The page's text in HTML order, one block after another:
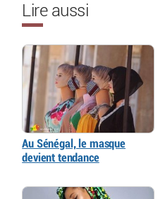
Lire aussi
Au Sénégal, le masque
devient tendance